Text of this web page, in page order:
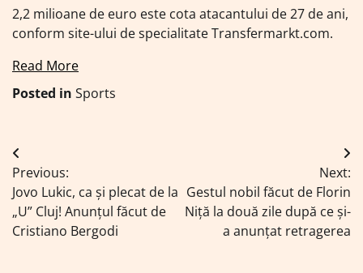
2,2 milioane de euro este cota atacantului de 27 de ani,
conform site-ului de specialitate Transfermarkt.com.
Read More
Posted in Sports
Navigare
în
articole
Previous:
Jovo Lukic, ca și plecat de la
„U” Cluj! Anunțul făcut de
Cristiano Bergodi
Next:
Gestul nobil făcut de Florin
Niță la două zile după ce și-
a anunțat retragerea